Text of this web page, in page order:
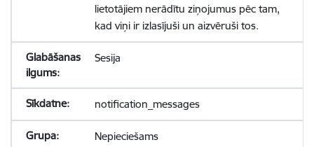
lietotājiem nerādītu ziņojumus pēc tam,
kad viņi ir izlasījuši un aizvēruši tos.
Sesija
notification_messages
Nepieciešams